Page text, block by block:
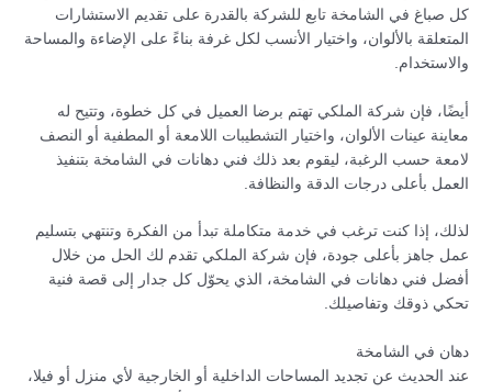
كل صباغ في الشامخة تابع للشركة بالقدرة على تقديم الاستشارات
المتعلقة بالألوان، واختيار الأنسب لكل غرفة بناءً على الإضاءة والمساحة
والاستخدام.
أيضًا، فإن شركة الملكي تهتم برضا العميل في كل خطوة، وتتيح له
معاينة عينات الألوان، واختيار التشطيبات اللامعة أو المطفية أو النصف
لامعة حسب الرغبة، ليقوم بعد ذلك فني دهانات في الشامخة بتنفيذ
العمل بأعلى درجات الدقة والنظافة.
لذلك، إذا كنت ترغب في خدمة متكاملة تبدأ من الفكرة وتنتهي بتسليم
عمل جاهز بأعلى جودة، فإن شركة الملكي تقدم لك الحل من خلال
أفضل فني دهانات في الشامخة، الذي يحوّل كل جدار إلى قصة فنية
تحكي ذوقك وتفاصيلك.
دهان في الشامخة
عند الحديث عن تجديد المساحات الداخلية أو الخارجية لأي منزل أو فيلا،